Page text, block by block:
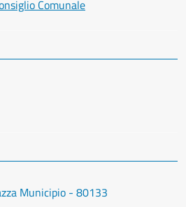
Comunale
Municipio - 80133